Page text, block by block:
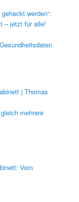
werden“:
– jetzt für alle!
| Thomas
mehrere
Vom